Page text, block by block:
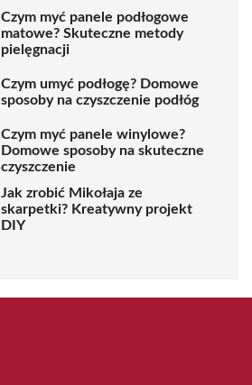
Czym myć panele podłogowe
matowe? Skuteczne metody
pielęgnacji
Czym umyć podłogę? Domowe
sposoby na czyszczenie podłóg
Czym myć panele winylowe?
Domowe sposoby na skuteczne
czyszczenie
Jak zrobić Mikołaja ze
skarpetki? Kreatywny projekt
DIY